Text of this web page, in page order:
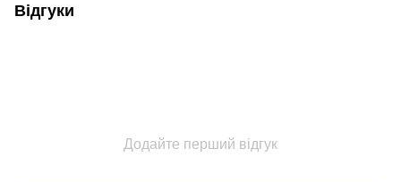
Відгуки
Додайте перший відгук